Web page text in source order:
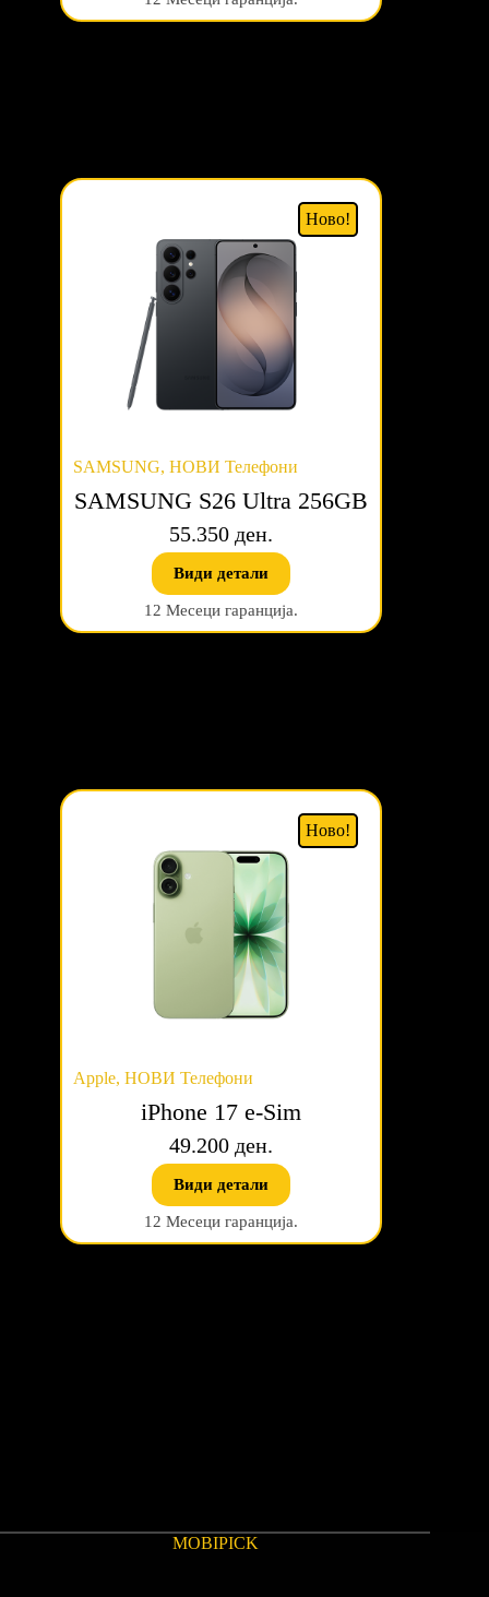
Ново!
SAMSUNG, НОВИ Телефони
SAMSUNG S26 Ultra 256GB
55.350 ден.
Види детали
12 Месеци гаранција.
Ново!
Apple, НОВИ Телефони
iPhone 17 e-Sim
49.200 ден.
Види детали
12 Месеци гаранција.
MOBIPICK